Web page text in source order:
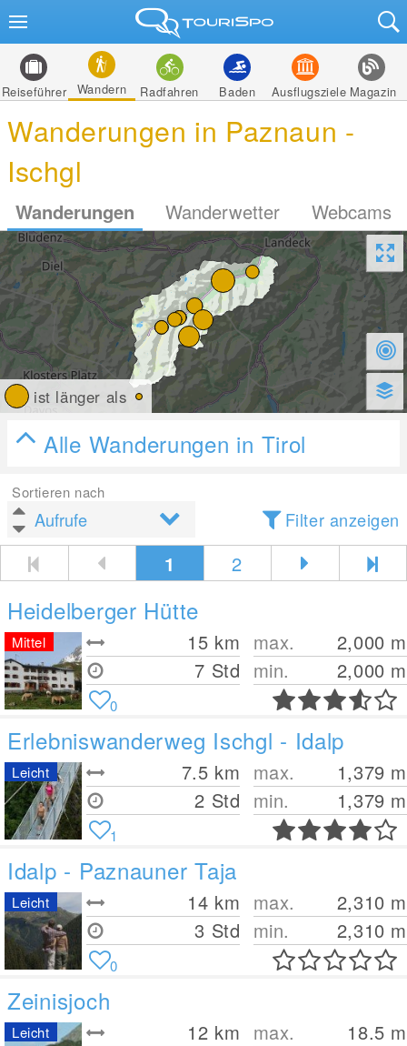
Reiseführer Wandern Radfahren Baden Ausflugsziele Magazin
Wanderungen in Paznaun -
Ischgl
Wanderungen Wanderwetter Webcams
ist länger als
Alle Wanderungen in Tirol
Sortieren nach
Filter anzeigen
1 2
Heidelberger Hütte
15 km
7 Std
max. 2,000 m
min.
2,000 m
Mittel
0
Erlebniswanderweg Ischgl - Idalp
7.5 km
2 Std
max. 1,379 m
min.
1,379 m
Leicht
1
Idalp - Paznauner Taja
14 km
3 Std
max. 2,310 m
min.
2,310 m
Leicht
0
Zeinisjoch
12 km max. 18.5 m
Leicht